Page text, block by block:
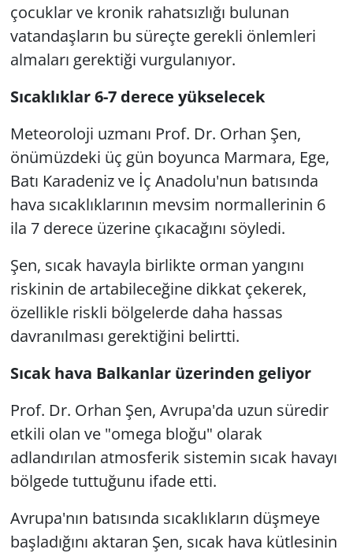
çocuklar ve kronik rahatsızlığı bulunan
vatandaşların bu süreçte gerekli önlemleri
almaları gerektiği vurgulanıyor.
Sıcaklıklar 6-7 derece yükselecek
Meteoroloji uzmanı Prof. Dr. Orhan Şen,
önümüzdeki üç gün boyunca Marmara, Ege,
Batı Karadeniz ve İç Anadolu'nun batısında
hava sıcaklıklarının mevsim normallerinin 6
ila 7 derece üzerine çıkacağını söyledi.
Şen, sıcak havayla birlikte orman yangını
riskinin de artabileceğine dikkat çekerek,
özellikle riskli bölgelerde daha hassas
davranılması gerektiğini belirtti.
Sıcak hava Balkanlar üzerinden geliyor
Prof. Dr. Orhan Şen, Avrupa'da uzun süredir
etkili olan ve "omega bloğu" olarak
adlandırılan atmosferik sistemin sıcak havayı
bölgede tuttuğunu ifade etti.
Avrupa'nın batısında sıcaklıkların düşmeye
başladığını aktaran Şen, sıcak hava kütlesinin